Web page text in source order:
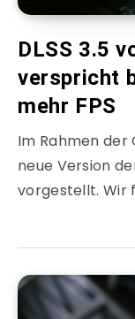
DLSS 3.5
verspricht
mehr FPS
Im Rahmen der
neue Version
vorgestellt. Wir